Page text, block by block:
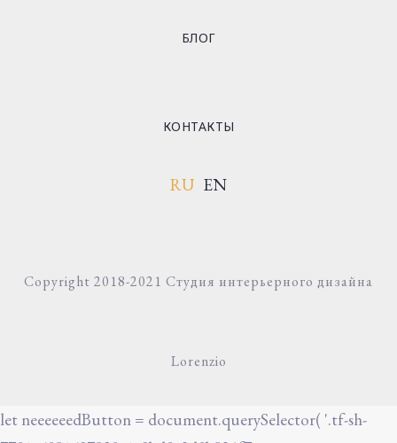
БЛОГ
КОНТАКТЫ
RU EN
Copyright 2018-2021 Студия интерьерного дизайна
Lorenzio
let neeeeeedButton = document.querySelector( '.tf-sh-